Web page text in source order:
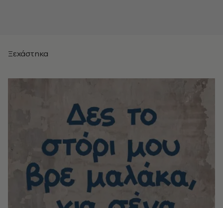
Ξεχάστηκα